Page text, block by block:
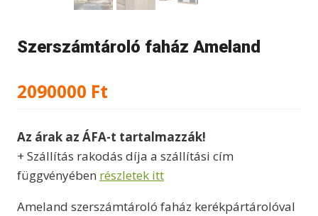
Szerszámtároló faház Ameland
2090000 Ft
Az árak az ÁFA-t tartalmazzák!
+ Szállítás rakodás díja a szállítási cím
függvényében részletek itt
Ameland szerszámtároló faház kerékpártárolóval